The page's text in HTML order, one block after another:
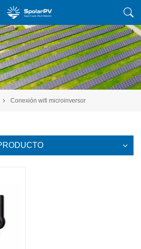
Conexión wifi microinversor